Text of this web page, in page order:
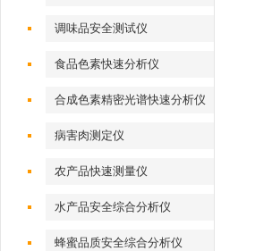
调味品安全测试仪
食品色素快速分析仪
合成色素精密光谱快速分析仪
病害肉测定仪
农产品快速测量仪
水产品安全综合分析仪
蜂蜜品质安全综合分析仪